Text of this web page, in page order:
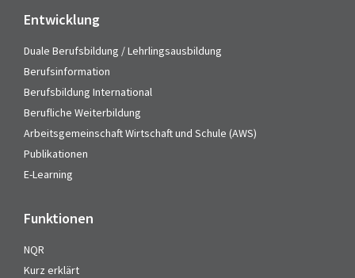
Entwicklung
Duale Berufsbildung / Lehrlingsausbildung
Berufsinformation
Berufsbildung International
Berufliche Weiterbildung
Arbeitsgemeinschaft Wirtschaft und Schule (AWS)
Publikationen
E-Learning
Funktionen
NQR
Kurz erklärt